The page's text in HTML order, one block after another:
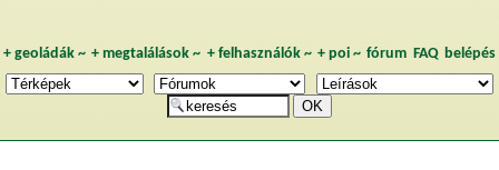
+ geoládák~ +megtalálások ~ + felhasználók~ + poi~ fórum FAQ belépés